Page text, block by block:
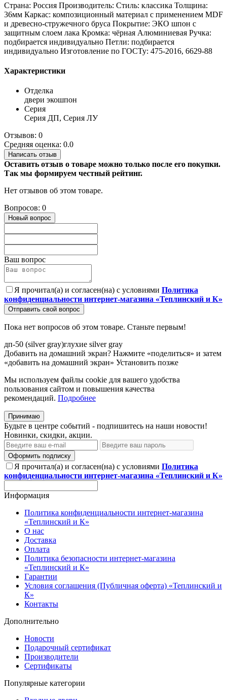
Страна: Россия Производитель: Стиль: классика Толщина:
36мм Каркас: композиционный материал с применением MDF
и древесно-стружечного бруса Покрытие: ЭКО шпон с
защитным слоем лака Кромка: чёрная Алюминиевая Ручка:
подбирается индивидуально Петли: подбирается
индивидуально Изготовление по ГОСТу: 475-2016, 6629-88
Характеристики
Отделка
двери экошпон
Серия
Серия ДП, Серия ЛУ
Отзывов: 0
Средняя оценка: 0.0
Написать отзыв
Оставить отзыв о товаре можно только после его покупки.
Так мы формируем честный рейтинг.
Нет отзывов об этом товаре.
Вопросов: 0
Новый вопрос
Ваш вопрос
Я прочитал(а) и согласен(на) с условиями Политика
конфиденциальности интернет-магазина «Теплинский и К»
Отправить свой вопрос
Пока нет вопросов об этом товаре. Станьте первым!
дп-50 (silver gray)глухие silver gray
Добавить на домашний экран? Нажмите «поделиться» и затем
«добавить на домашний экран» Установить позже
Мы используем файлы cookie для вашего удобства
пользования сайтом и повышения качества
рекомендаций. Подробнее
Принимаю
Будьте в центре событий - подпишитесь на наши новости!
Новинки, скидки, акции.
Оформить подписку
Я прочитал(а) и согласен(на) с условиями Политика
конфиденциальности интернет-магазина «Теплинский и К»
Информация
Политика конфиденциальности интернет-магазина
«Теплинский и К»
О нас
Доставка
Оплата
Политика безопасности интернет-магазина
«Теплинский и К»
Гарантии
Условия соглашения (Публичная оферта) «Теплинский и
К»
Контакты
Дополнительно
Новости
Подарочный сертификат
Производители
Сертификаты
Популярные категории